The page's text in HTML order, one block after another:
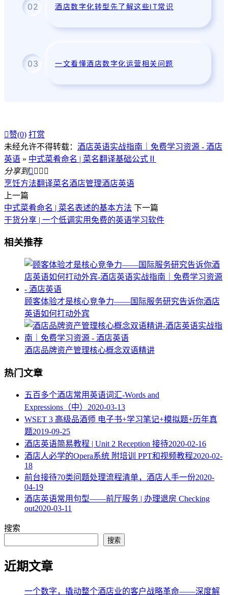
02 酒店数字化转型先了解这些IT常识
03 一文看懂酒店数字化运营相关问题
赞(0) 打赏
未经允许不得转载： 酒店英语实战指南｜免费学习资源 - 酒店
英语 » 中式菜肴命名 | 菜名翻译基础公式Ⅱ
分享到   
烹饪方法翻译菜名酒店管理酒店英语
上一篇
中式菜肴命名 | 菜名表述的基本方法 下一篇
干货分享 | 一个低调实用免费的英语学习软件
相关推荐
顾客体验才是核心竞争力——国际服务研究告诉你酒店
英语如何打动外宾
酒店品牌资产管理核心概念双语精讲
热门文章
五百多个酒店常用英语词汇-Words and
Expressions（中） 2020-03-13
WSET 3 高级品酒师 电子书+学习笔记+模拟题+历年真
题2019-09-25
酒店英语简易教程 | Unit 2 Reception 接待2020-02-16
酒店人必学的Opera系统 附培训 PPT和视频教程2020-02-
18
​前台接待70类问题处理流程清单，酒店人手一份2020-
04-19
酒店英语常用句型——前厅服务 | 办理退房 Checking
out2020-03-11
搜索
搜索
近期文章
一个数字，撬动整个酒店业的客户战略革命——深度解